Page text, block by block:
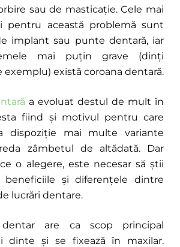
sau de masticație. Cele mai
pentru această problemă sunt
implant sau punte dentară, iar
mai puțin grave (dinți
exemplu) există coroana dentară.
a evoluat destul de mult în
fiind și motivul pentru care
dispoziție mai multe variante
zâmbetul de altădată. Dar
o alegere, este necesar să știi
beneficiile și diferențele dintre
lucrări dentare.
are ca scop principal
dinte și se fixează în maxilar.